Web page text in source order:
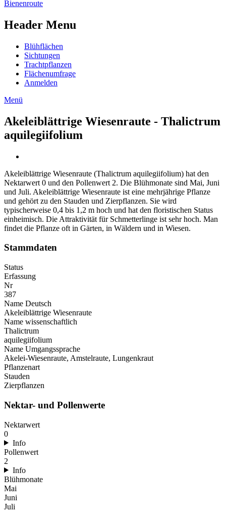
Bienenroute
Header Menu
Blühflächen
Sichtungen
Trachtpflanzen
Flächenumfrage
Anmelden
Menü
Akeleiblättrige Wiesenraute - Thalictrum
aquilegiifolium
Akeleiblättrige Wiesenraute (Thalictrum aquilegiifolium) hat den
Nektarwert 0 und den Pollenwert 2. Die Blühmonate sind Mai, Juni
und Juli. Akeleiblättrige Wiesenraute ist eine mehrjährige Pflanze
und gehört zu den Stauden und Zierpflanzen. Sie wird
typischerweise 0,4 bis 1,2 m hoch und hat den floristischen Status
einheimisch. Die Attraktivität für Schmetterlinge ist sehr hoch. Man
findet die Pflanze oft in Gärten, in Wäldern und in Wiesen.
Stammdaten
Status
Erfassung
Nr
387
Name Deutsch
Akeleiblättrige Wiesenraute
Name wissenschaftlich
Thalictrum
aquilegiifolium
Name Umgangssprache
Akelei-Wiesenraute, Amstelraute, Lungenkraut
Pflanzenart
Stauden
Zierpflanzen
Nektar- und Pollenwerte
Nektarwert
0
Info
Pollenwert
2
Info
Blühmonate
Mai
Juni
Juli